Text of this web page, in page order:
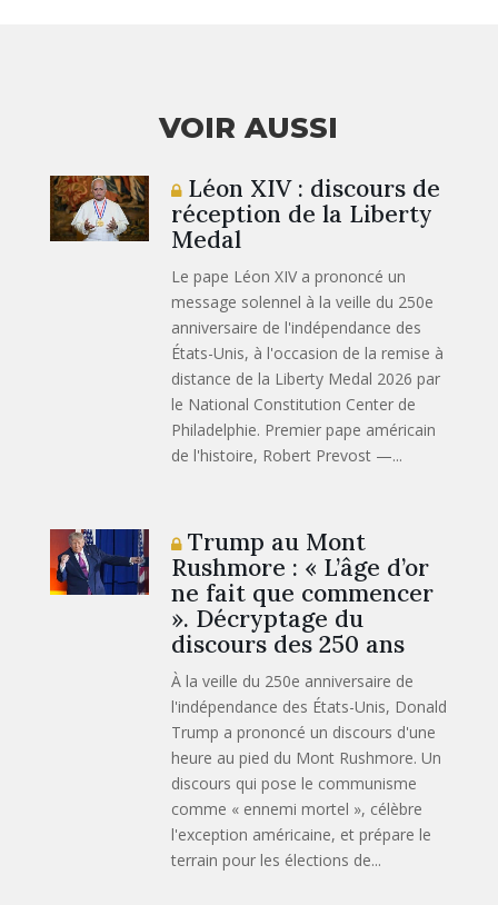
VOIR AUSSI
Léon XIV : discours de
réception de la Liberty
Medal
Le pape Léon XIV a prononcé un
message solennel à la veille du 250e
anniversaire de l'indépendance des
États-Unis, à l'occasion de la remise à
distance de la Liberty Medal 2026 par
le National Constitution Center de
Philadelphie. Premier pape américain
de l'histoire, Robert Prevost —...
Trump au Mont
Rushmore : « L’âge d’or
ne fait que commencer
». Décryptage du
discours des 250 ans
À la veille du 250e anniversaire de
l'indépendance des États-Unis, Donald
Trump a prononcé un discours d'une
heure au pied du Mont Rushmore. Un
discours qui pose le communisme
comme « ennemi mortel », célèbre
l'exception américaine, et prépare le
terrain pour les élections de...